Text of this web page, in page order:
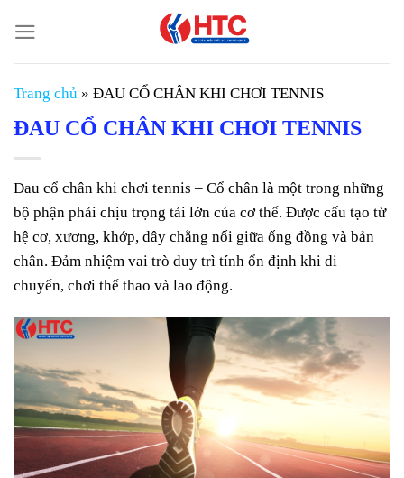
đến
nội
dung
Trang chủ » ĐAU CỔ CHÂN KHI CHƠI TENNIS
ĐAU CỔ CHÂN KHI CHƠI TENNIS
Đau cổ chân khi chơi tennis – Cổ chân là một trong những
bộ phận phải chịu trọng tải lớn của cơ thể. Được cấu tạo từ
hệ cơ, xương, khớp, dây chằng nối giữa ống đồng và bản
chân. Đảm nhiệm vai trò duy trì tính ổn định khi di
chuyển, chơi thể thao và lao động.